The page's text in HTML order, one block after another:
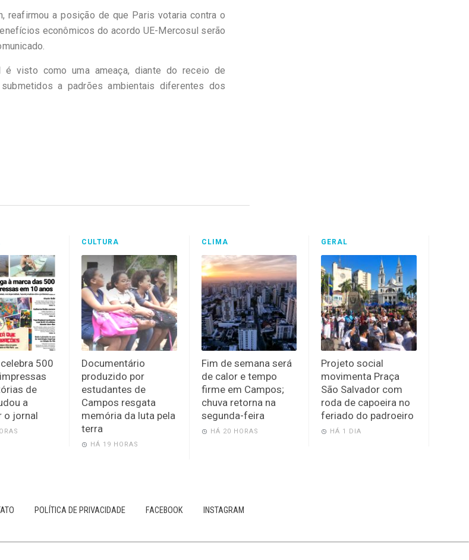
reafirmou a posição de que Paris votaria contra o
econômicos do acordo UE-Mercosul serão
é visto como uma ameaça, diante do receio de
a padrões ambientais diferentes dos
500
de
a
o jornal
CULTURA
Documentário
produzido por
estudantes de
Campos resgata
memória da luta pela
terra
HÁ 19 HORAS
CLIMA
Fim de semana será
de calor e tempo
firme em Campos;
chuva retorna na
segunda-feira
HÁ 20 HORAS
GERAL
Projeto social
movimenta Praça
São Salvador com
roda de capoeira no
feriado do padroeiro
HÁ 1 DIA
POLÍTICA DE PRIVACIDADE FACEBOOK INSTAGRAM